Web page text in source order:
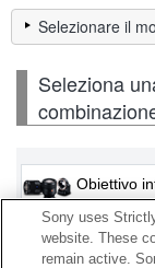
Selezionare il
Seleziona
Obiettivo
Flash /
Sony uses
website. These
remain active.